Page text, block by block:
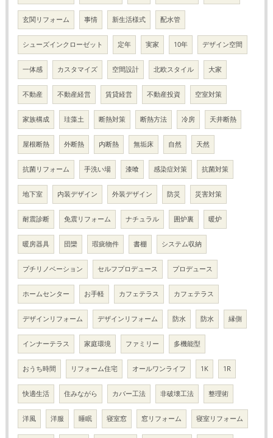
玄関リフォーム 事情 新生活様式 配水管
シューズインクローゼット 定年 実家 10年 デザイン空間
一体感 カスタマイズ 空間設計 北欧スタイル 大家
不動産 不動産経営 賃貸経営 不動産投資 空室対策
家族構成 珪藻土 断熱対策 断熱方法 冷房 天井断熱
屋根断熱 外断熱 内断熱 無垢床 自然 天然
抗菌リフォーム 手洗い場 漆喰 感染症対策 抗菌対策
地下室 内装デザイン 外装デザイン 防災 災害対策
耐震診断 免震リフォーム ナチュラル 囲炉裏 暖炉
暖房器具 団欒 瑕疵物件 書棚 システム収納
プチリノベーション セルフプロデュース プロデュース
ホームセンター お手軽 カフェテラス カフェテラス
デザインリフォーム デザインリフォーム 防水 防水 縁側
インナーテラス 家庭環境 ファミリー 多機能型
おうち時間 リフォーム住宅 オールワンライフ 1K 1R
快適生活 住みながら カバー工法 非破壊工法 整理術
洋風 洋服 睡眠 寝室窓 窓リフォーム 寝室リフォーム